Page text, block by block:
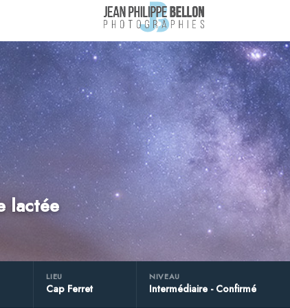
lactée
LIEU
Cap Ferret
NIVEAU
Intermédiaire - Confirmé